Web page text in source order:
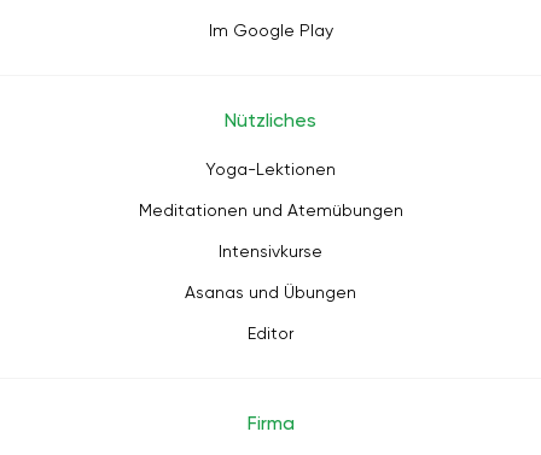
Im Google Play
Nützliches
Yoga-Lektionen
Meditationen und Atemübungen
Intensivkurse
Asanas und Übungen
Editor
Firma